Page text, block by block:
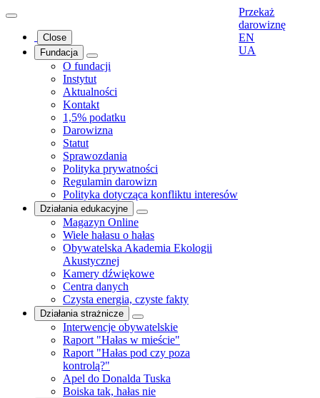
Close
Fundacja
O fundacji
Instytut
Aktualności
Kontakt
1,5% podatku
Darowizna
Statut
Sprawozdania
Polityka prywatności
Regulamin darowizn
Polityka dotycząca konfliktu interesów
Działania edukacyjne
Magazyn Online
Wiele hałasu o hałas
Obywatelska Akademia Ekologii
Akustycznej
Kamery dźwiękowe
Centra danych
Czysta energia, czyste fakty
Działania strażnicze
Interwencje obywatelskie
Raport "Hałas w mieście"
Raport "Hałas pod czy poza
kontrolą?"
Apel do Donalda Tuska
Boiska tak, hałas nie
Przekaż
darowiznę
EN
UA